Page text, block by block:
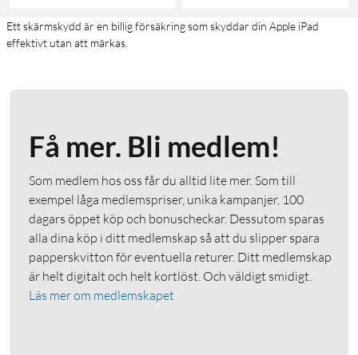
Ett skärmskydd är en billig försäkring som skyddar din Apple iPad
effektivt utan att märkas.
Få mer. Bli medlem!
Som medlem hos oss får du alltid lite mer. Som till
exempel låga medlemspriser, unika kampanjer, 100
dagars öppet köp och bonuscheckar. Dessutom sparas
alla dina köp i ditt medlemskap så att du slipper spara
papperskvitton för eventuella returer. Ditt medlemskap
är helt digitalt och helt kortlöst. Och väldigt smidigt.
Läs mer om medlemskapet